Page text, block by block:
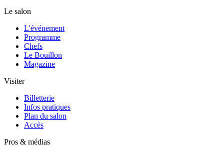
Le salon
L'événement
Programme
Chefs
Le Bouillon
Magazine
Visiter
Billetterie
Infos pratiques
Plan du salon
Accès
Pros & médias